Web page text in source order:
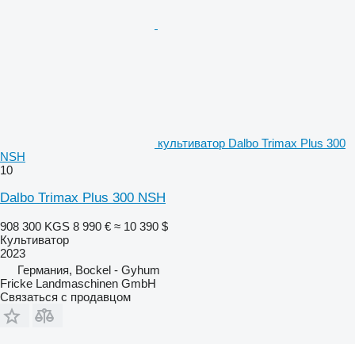
культиватор Dalbo Trimax Plus 300
NSH
10
Dalbo Trimax Plus 300 NSH
908 300 KGS 8 990 € ≈ 10 390 $
Культиватор
2023
Германия, Bockel - Gyhum
Fricke Landmaschinen GmbH
Связаться с продавцом